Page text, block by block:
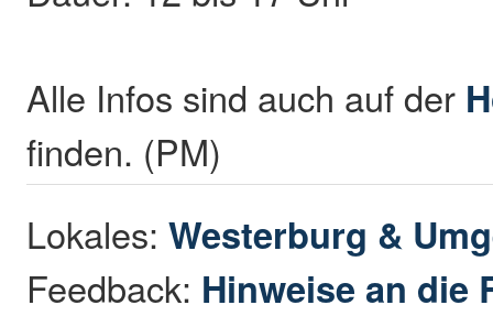
Alle Infos sind auch auf der
finden. (PM)
Lokales:Westerburg &
Feedback: Hinweise an die